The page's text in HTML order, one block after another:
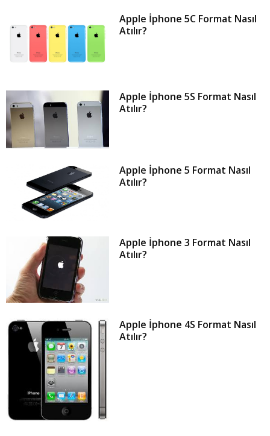
Apple İphone 5C Format Nasıl
Atılır?
Apple İphone 5S Format Nasıl
Atılır?
Apple İphone 5 Format Nasıl
Atılır?
Apple İphone 3 Format Nasıl
Atılır?
Apple İphone 4S Format Nasıl
Atılır?